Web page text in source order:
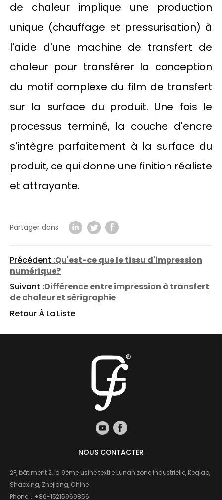
de chaleur implique une production
unique (chauffage et pressurisation) à
l'aide d'une machine de transfert de
chaleur pour transférer la conception
du motif complexe du film de transfert
sur la surface du produit. Une fois le
processus terminé, la couche d'encre
s'intègre parfaitement à la surface du
produit, ce qui donne une finition réaliste
et attrayante.
Partager dans
Précédent :Qu'est-ce que le tissu d'impression
numérique?
Suivant :Différence entre impression à transfert
de chaleur et sérigraphie
Retour À La Liste
NOUS CONTACTER
2F, bâtiment 2, la 9ème usine textile Lunan zone industrielle, Keqiao,
Shaoxing, Zhejiang, Chine
Phone： +86-15215969856